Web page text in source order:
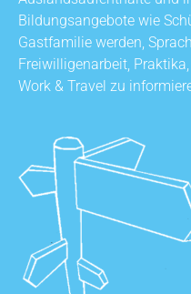
Bildungsangebote wie
Gastfamilie werden,
Freiwilligenarbeit,
Work & Travel zu